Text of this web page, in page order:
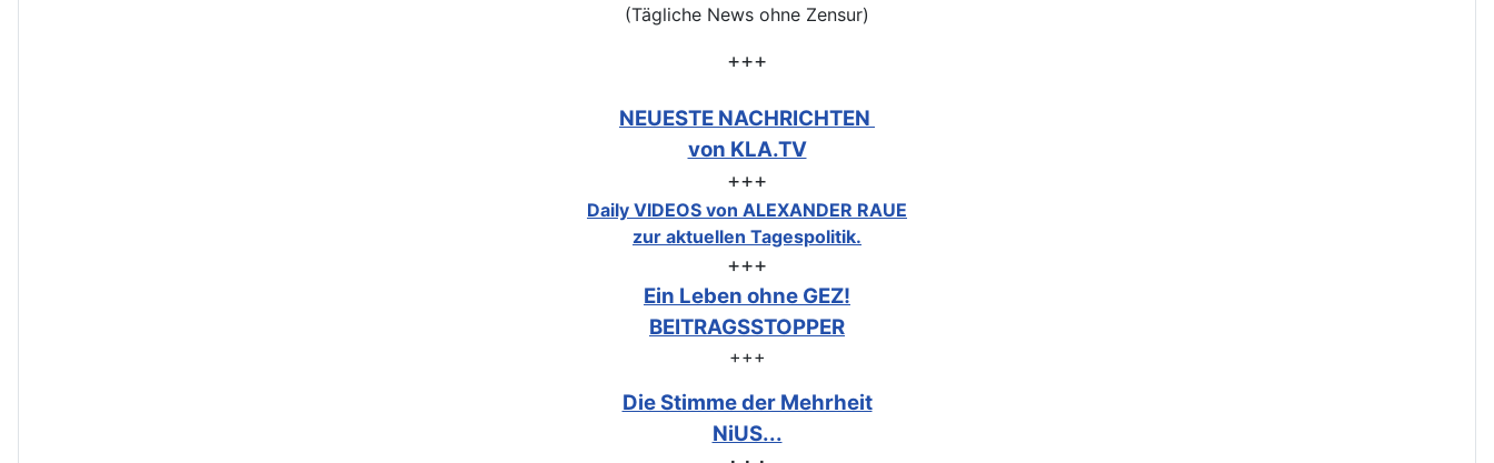
(Tägliche News ohne Zensur)
+++
NEUESTE NACHRICHTEN
von KLA.TV
+++
Daily VIDEOS von ALEXANDER RAUE
zur aktuellen Tagespolitik.
+++
Ein Leben ohne GEZ!
BEITRAGSSTOPPER
+++
Die Stimme der Mehrheit
NiUS...